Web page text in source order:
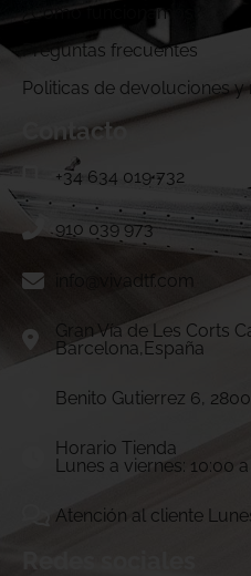
¿Cómo funcionamos?
Preguntas frecuentes
Politicas de devoluciones
Contacto
+34 634 019 732
910 039 973
info@vivadtf.com
Gran Vía de Les Corts
Barcelona,España
Benito Gutierrez 6,
Horario Tienda
Lunes a viernes: 10:00
Atención al cliente